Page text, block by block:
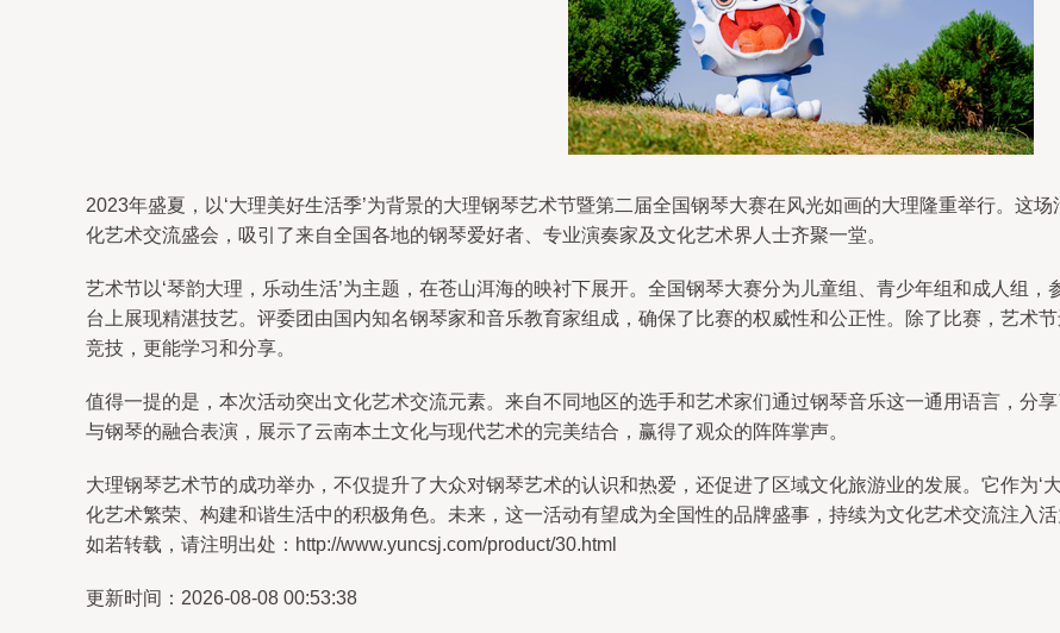
2023年盛夏，以‘大理美好生活季’为背景的大理钢琴艺术节暨第二届全国钢琴大赛在风光如画的大理隆重举行。这
化艺术交流盛会，吸引了来自全国各地的钢琴爱好者、专业演奏家及文化艺术界人士齐聚一堂。
艺术节以‘琴韵大理，乐动生活’为主题，在苍山洱海的映衬下展开。全国钢琴大赛分为儿童组、青少年组和成人组
台上展现精湛技艺。评委团由国内知名钢琴家和音乐教育家组成，确保了比赛的权威性和公正性。除了比赛，艺术
竞技，更能学习和分享。
值得一提的是，本次活动突出文化艺术交流元素。来自不同地区的选手和艺术家们通过钢琴音乐这一通用语言，分
与钢琴的融合表演，展示了云南本土文化与现代艺术的完美结合，赢得了观众的阵阵掌声。
大理钢琴艺术节的成功举办，不仅提升了大众对钢琴艺术的认识和热爱，还促进了区域文化旅游业的发展。它作为‘
化艺术繁荣、构建和谐生活中的积极角色。未来，这一活动有望成为全国性的品牌盛事，持续为文化艺术交流注入活
如若转载，请注明出处：http://www.yuncsj.com/product/30.html
更新时间：2026-08-08 00:53:38